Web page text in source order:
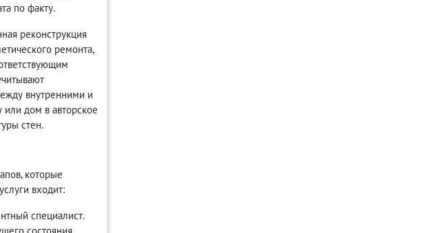
по факту.
реконструкция
ремонта,
внутренними и
дом в авторское
стен.
которые
входит:
специалист.